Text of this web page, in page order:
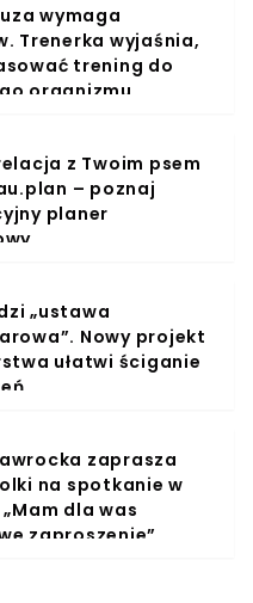
wymaga
Trenerka wyjaśnia,
trening do
organizmu
z Twoim psem
– poznaj
planer
„ustawa
Nowy projekt
ułatwi ściganie
zaprasza
na spotkanie w
dla was
zaproszenie”